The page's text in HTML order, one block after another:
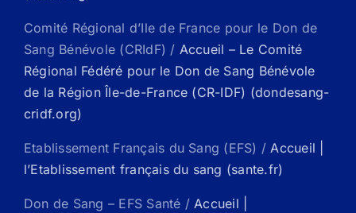
Comité Régional d’Ile de France pour le Don de
Sang Bénévole (CRIdF) / Accueil – Le Comité
Régional Fédéré pour le Don de Sang Bénévole
de la Région Île-de-France (CR-IDF) (dondesang-
cridf.org)
Etablissement Français du Sang (EFS) /Accueil |
l’Etablissement français du sang (sante.fr)
Don de Sang – EFS Santé /Accueil |